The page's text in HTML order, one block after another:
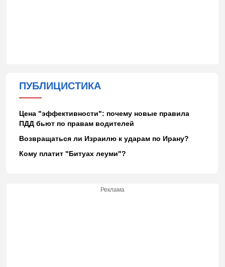
ПУБЛИЦИСТИКА
Цена "эффективности": почему новые правила
ПДД бьют по правам водителей
Возвращаться ли Израилю к ударам по Ирану?
Кому платит "Битуах леуми"?
Реклама